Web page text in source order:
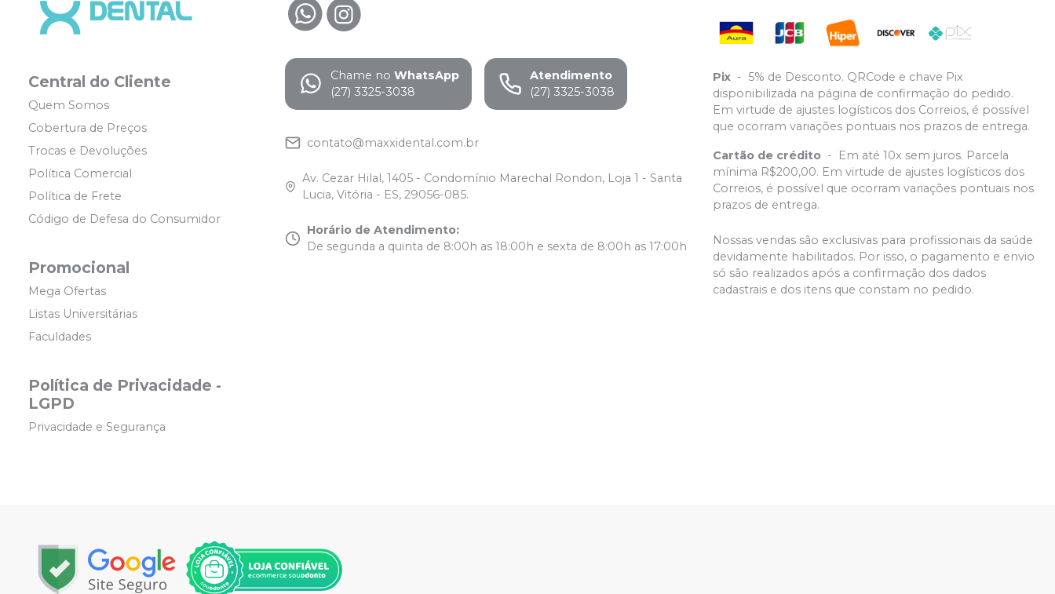
Central do Cliente
Quem Somos
Cobertura de Preços
Trocas e Devoluções
Política Comercial
Política de Frete
Código de Defesa do Consumidor
Promocional
Mega Ofertas
Listas Universitárias
Faculdades
Política de Privacidade -
LGPD
Privacidade e Segurança
Chame no WhatsApp
(27) 3325-3038
Atendimento
(27) 3325-3038
contato@maxxidental.com.br
Av. Cezar Hilal, 1405 - Condomínio Marechal Rondon, Loja 1 - Santa
Lucia, Vitória - ES, 29056-085.
Horário de Atendimento:
De segunda a quinta de 8:00h as 18:00h e sexta de 8:00h as 17:00h
Pix - 5% de Desconto. QRCode e chave Pix
disponibilizada na página de confirmação do pedido.
Em virtude de ajustes logísticos dos Correios, é possível
que ocorram variações pontuais nos prazos de entrega.
Cartão de crédito -
Em até 10x sem juros. Parcela
mínima R$200,00. Em virtude de ajustes logísticos dos
Correios, é possível que ocorram variações pontuais nos
prazos de entrega.
Nossas vendas são exclusivas para profissionais da saúde
devidamente habilitados. Por isso, o pagamento e envio
só são realizados após a confirmação dos dados
cadastrais e dos itens que constam no pedido.